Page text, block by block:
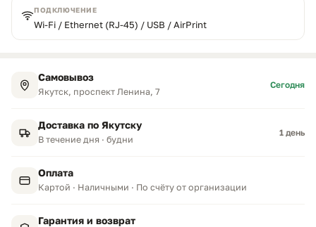
ПОДКЛЮЧЕНИЕ
Wi-Fi / Ethernet (RJ-45) / USB / AirPrint
Самовывоз
Якутск, проспект Ленина, 7
Сегодня
Доставка по Якутску
В течение дня · будни
1 день
Оплата
Картой · Наличными · По счёту от организации
Гарантия и возврат